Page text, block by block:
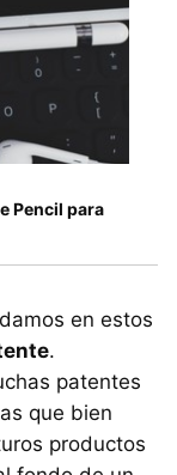
Pencil para
en estos
.
patentes
que bien
productos